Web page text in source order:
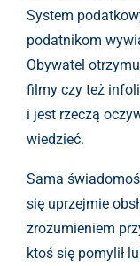
System
podatnikom
Obywatel
filmy czy też
i jest rzeczą
wiedzieć.
Sama
się uprzejmie
zrozumieniem
ktoś się pomylił